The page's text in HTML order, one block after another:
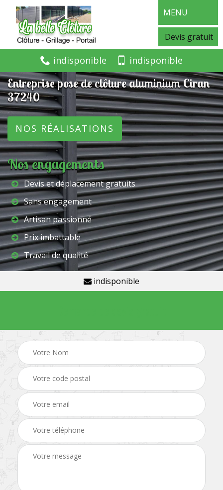
MENU
Devis gratuit
indisponible indisponible
Entreprise pose de clôture aluminium Ciran
37240
NOS RÉALISATIONS
Nos engagements
Devis et déplacement gratuits
Sans engagement
Artisan passionné
Prix imbattable
Travail de qualité
indisponible